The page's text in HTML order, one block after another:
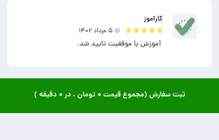
کارآموز
۵ مرداد ۱۴۰۲
آموزش با موفقیت تایید شد.
ثبت سفارش (مجموع قیمت ۰ تومان ، در ۰ دقیقه )